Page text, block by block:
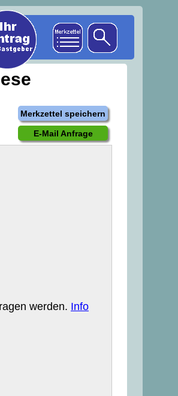
werden. Info
Merkzettel speichern
E-Mail Anfrage